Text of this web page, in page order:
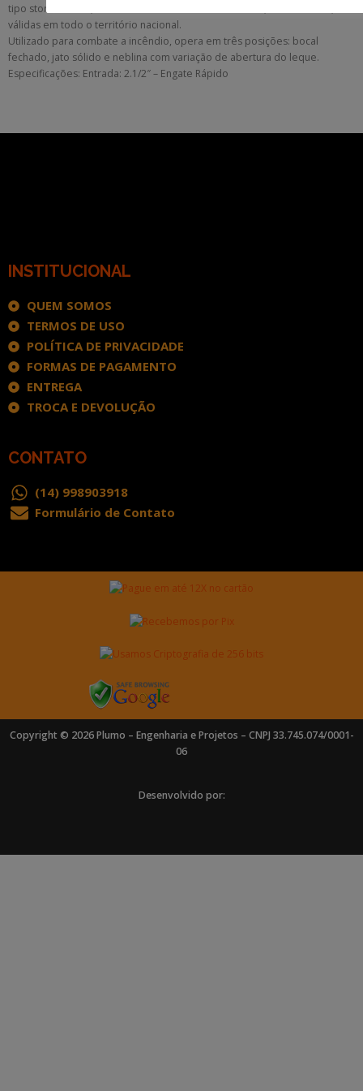
tipo storz de 2 1⁄2″, em conformidade com a NBR 14349, 16021 e 6941,
válidas em todo o território nacional.
Utilizado para combate a incêndio, opera em três posições: bocal
fechado, jato sólido e neblina com variação de abertura do leque.
Especificações: Entrada: 2.1/2″ – Engate Rápido
INSTITUCIONAL
QUEM SOMOS
TERMOS DE USO
POLÍTICA DE PRIVACIDADE
FORMAS DE PAGAMENTO
ENTREGA
TROCA E DEVOLUÇÃO
CONTATO
(14) 998903918
Formulário de Contato
Copyright © 2026 Plumo – Engenharia e Projetos – CNPJ 33.745.074/0001-
06
Desenvolvido por: